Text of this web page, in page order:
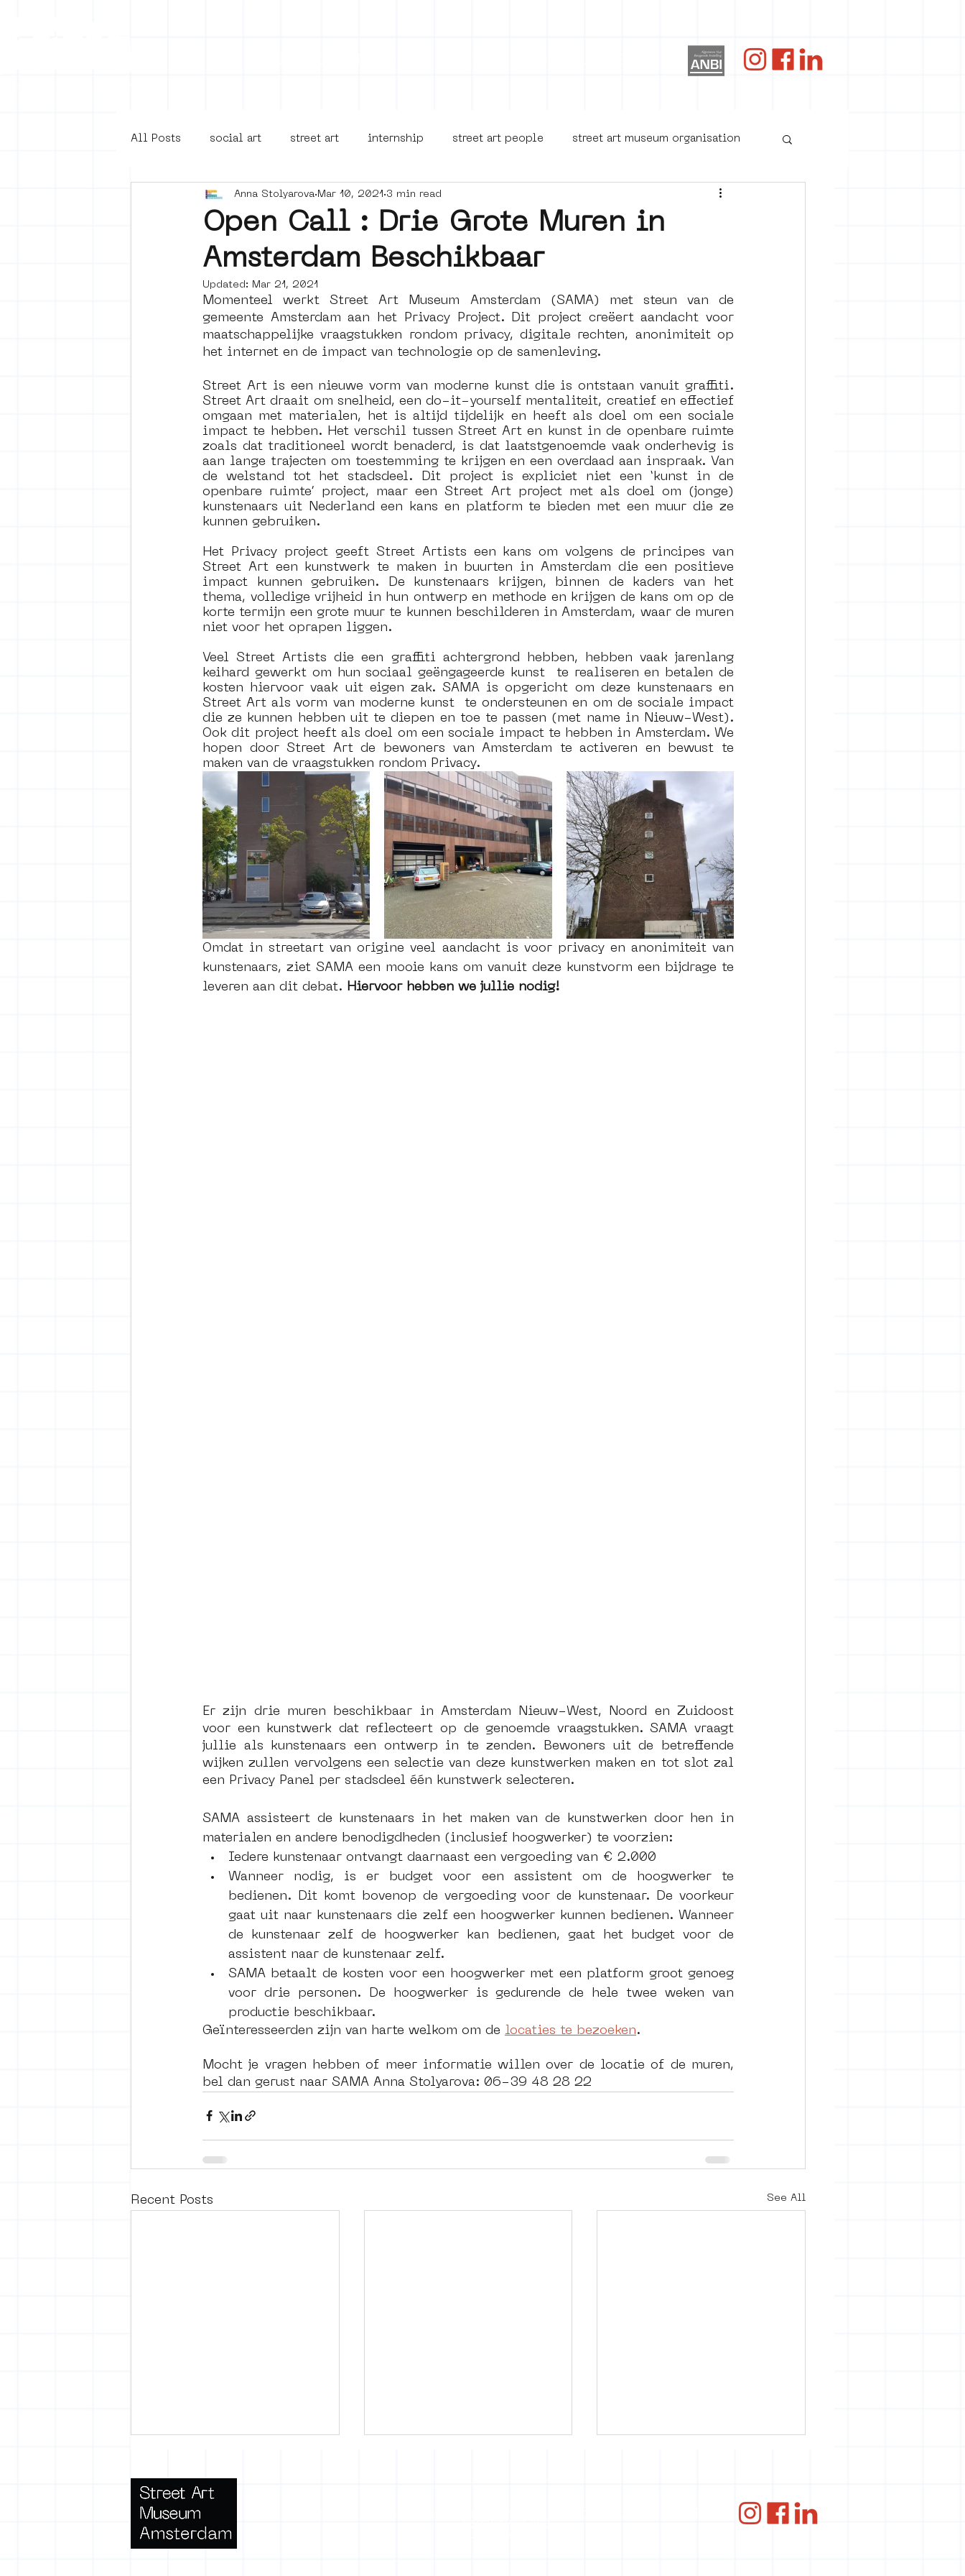
All Posts social art street art internship street art people street art museum organisation
4en5mei d66 buurtmuseua new business model
Amsterdam Unknown Amsterdam Nieuw-West museum om de hoek
Guided Street Art Tours Young Society Dreamocracy diversity poster art
surrealism keith haring art giacometti
Open Call : Drie Grote Muren in
Amsterdam Beschikbaar
Anna Stolyarova Mar 10, 2021 3 min read
Updated: Mar 21, 2021
Momenteel werkt Street Art Museum Amsterdam (SAMA) met steun van de
gemeente Amsterdam aan het Privacy Project. Dit project creëert aandacht voor
maatschappelijke vraagstukken rondom privacy, digitale rechten, anonimiteit op
het internet en de impact van technologie op de samenleving.
Street Art is een nieuwe vorm van moderne kunst die is ontstaan vanuit graffiti.
Street Art draait om snelheid, een do-it-yourself mentaliteit, creatief en effectief
omgaan met materialen, het is altijd
tijdelijk en heeft als doel om een sociale
impact te hebben. Het verschil tussen Street Art en kunst in de openbare ruimte
zoals dat traditioneel wordt benaderd, is dat laatstgenoemde vaak onderhevig is
aan lange trajecten om toestemming te krijgen en een overdaad aan inspraak. Van
de welstand tot het stadsdeel. Dit project is expliciet niet een ‘kunst in de
openbare ruimte’ project, maar een Street Art project met als doel om (jonge)
kunstenaars uit Nederland een kans en platform te bieden met een muur die ze
kunnen gebruiken.
Het Privacy project geeft Street Artists een kans om volgens de principes van
Street Art een kunstwerk te maken in buurten in Amsterdam die een positieve
impact kunnen gebruiken. De kunstenaars krijgen, binnen de kaders van het
thema, volledige vrijheid in hun ontwerp en methode en krijgen de kans om op de
korte termijn een grote muur te kunnen beschilderen in Amsterdam, waar de muren
niet voor het oprapen liggen.
Veel Street Artists die een graffiti achtergrond hebben, hebben vaak jarenlang
keihard gewerkt om hun sociaal geëngageerde kunst  te realiseren en betalen de
kosten hiervoor vaak uit eigen zak. SAMA is opgericht om deze kunstenaars en
Street Art als vorm van moderne kunst  te ondersteunen en om de sociale impact
die ze kunnen hebben uit te diepen en toe te passen (met name in Nieuw-West).
Ook dit project heeft als doel om een sociale impact te hebben in Amsterdam. We
hopen door Street Art de bewoners van Amsterdam te activeren en bewust te
maken van de vraagstukken rondom Privacy.
Omdat in streetart van origine veel aandacht is voor privacy en anonimiteit van
kunstenaars, ziet SAMA een mooie kans om vanuit deze kunstvorm een bijdrage te
leveren aan dit debat. Hiervoor hebben we jullie nodig!
Er zijn drie muren beschikbaar in Amsterdam Nieuw-West, Noord en Zuidoost
voor een kunstwerk dat reflecteert op de genoemde vraagstukken. SAMA vraagt
jullie als kunstenaars een ontwerp in te zenden. Bewoners uit de betreffende
wijken zullen vervolgens een selectie van deze kunstwerken maken en tot slot zal
een Privacy Panel per stadsdeel één kunstwerk selecteren.
SAMA assisteert de kunstenaars in het maken van de kunstwerken door hen in
materialen en andere benodigdheden (inclusief hoogwerker) te voorzien:
Iedere kunstenaar ontvangt daarnaast een vergoeding van € 2.000
Wanneer nodig, is er budget voor een assistent om de hoogwerker te
bedienen. Dit komt bovenop de vergoeding voor de kunstenaar. De voorkeur
gaat uit naar kunstenaars die zelf een hoogwerker kunnen bedienen. Wanneer
de kunstenaar zelf de hoogwerker kan bedienen, gaat het budget voor de
assistent naar de kunstenaar zelf.
SAMA betaalt de kosten voor een hoogwerker met een platform groot genoeg
voor drie personen. De hoogwerker is gedurende de hele twee weken van
productie beschikbaar.
Geïnteresseerden zijn van harte welkom om de locaties te bezoeken.
Mocht je vragen hebben of meer informatie willen over de locatie of de muren,
bel dan gerust naar SAMA Anna Stolyarova: 06-39 48 28 22
Recent Posts See All